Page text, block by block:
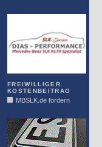
FREIWILLIGER
KOSTENBEITRAG
MBSLK.de fördern